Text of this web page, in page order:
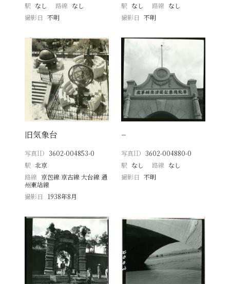
駅 なし 路線 なし
撮影日
不明
駅 なし 路線 なし
撮影日 不明
旧気象台
写真ID 3602-004853-0
駅 北京
路線 京包線 京古線 大台線 通
州東站線
撮影日
1938年8月
−
写真ID 3602-004880-0
駅 なし 路線 なし
撮影日 不明